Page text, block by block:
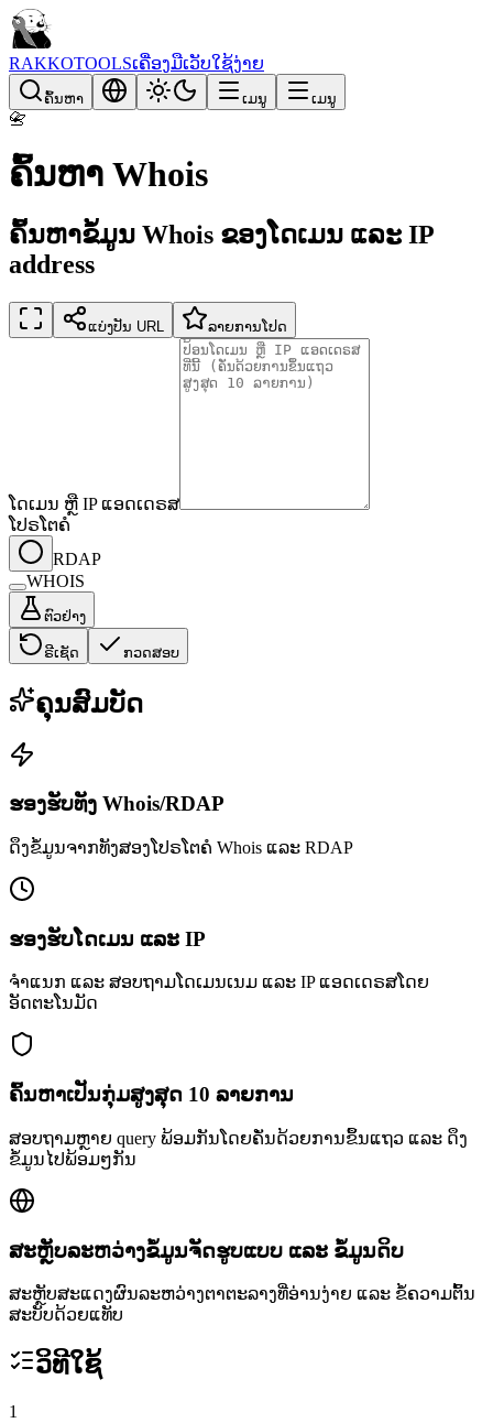
RAKKOTOOLSເຄື່ອງມືເວັບໃຊ້ງ່າຍ
ຄົ້ນຫາ ເມນູ ເມນູ
📇
ຄົ້ນຫາ Whois
ຄົ້ນຫາຂໍ້ມູນ Whois ຂອງໂດເມນ ແລະ IP
address
ແບ່ງປັນ URL ລາຍການໂປດ
ໂດເມນ ຫຼື IP ແອດເດຣສ
ໂປຣໂຕຄໍ
RDAP
WHOIS
ຕົວຢ່າງ
ຣີເຊັດ ກວດສອບ
ຄຸນສົມບັດ
ຮອງຮັບທັງ Whois/RDAP
ດຶງຂໍ້ມູນຈາກທັງສອງໂປຣໂຕຄໍ Whois ແລະ RDAP
ຮອງຮັບໂດເມນ ແລະ IP
ຈຳແນກ ແລະ ສອບຖາມໂດເມນເນມ ແລະ IP ແອດເດຣສໂດຍ
ອັດຕະໂນມັດ
ຄົ້ນຫາເປັນກຸ່ມສູງສຸດ 10 ລາຍການ
ສອບຖາມຫຼາຍ query ພ້ອມກັນໂດຍຄັ່ນດ້ວຍການຂຶ້ນແຖວ ແລະ ດຶງ
ຂໍ້ມູນໄປພ້ອມໆກັນ
ສະຫຼັບລະຫວ່າງຂໍ້ມູນຈັດຮູບແບບ ແລະ ຂໍ້ມູນດິບ
ສະຫຼັບສະແດງຜົນລະຫວ່າງຕາຕະລາງທີ່ອ່ານງ່າຍ ແລະ ຂໍ້ຄວາມຕົ້ນ
ສະບັບດ້ວຍແທັບ
ວິທີໃຊ້
1